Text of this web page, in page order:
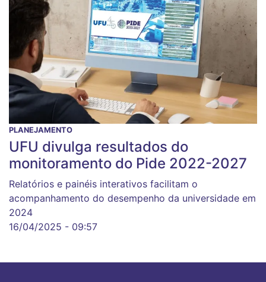
PLANEJAMENTO
UFU divulga resultados do
monitoramento do Pide 2022-2027
Relatórios e painéis interativos facilitam o
acompanhamento do desempenho da universidade em
2024
16/04/2025 - 09:57